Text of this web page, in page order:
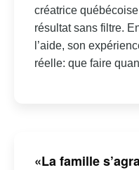
créatrice
résultat sans filtre.
l’aide, son
réelle: que faire
«La famille